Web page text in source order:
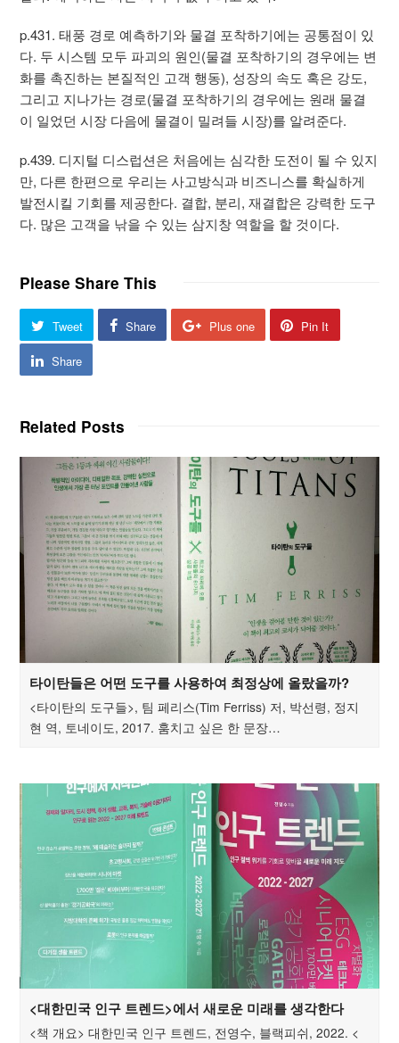
p.431. 태풍 경로 예측하기와 물결 포착하기에는 공통점이 있
다. 두 시스템 모두 파괴의 원인(물결 포착하기의 경우에는 변
화를 촉진하는 본질적인 고객 행동), 성장의 속도 혹은 강도,
그리고 지나가는 경로(물결 포착하기의 경우에는 원래 물결
이 일었던 시장 다음에 물결이 밀려들 시장)를 알려준다.
p.439. 디지털 디스럽션은 처음에는 심각한 도전이 될 수 있지
만, 다른 한편으로 우리는 사고방식과 비즈니스를 확실하게
발전시킬 기회를 제공한다. 결합, 분리, 재결합은 강력한 도구
다. 많은 고객을 낚을 수 있는 삼지창 역할을 할 것이다.
Please Share This
Tweet Share Plus one Pin It
Share
Related Posts
타이탄들은 어떤 도구를 사용하여 최정상에 올랐을까?
<타이탄의 도구들>, 팀 페리스(Tim Ferriss) 저, 박선령, 정지
현 역, 토네이도, 2017. 훔치고 싶은 한 문장…
<대한민국 인구 트렌드>에서 새로운 미래를 생각한다
<책 개요> 대한민국 인구 트렌드, 전영수, 블랙피쉬, 2022. <